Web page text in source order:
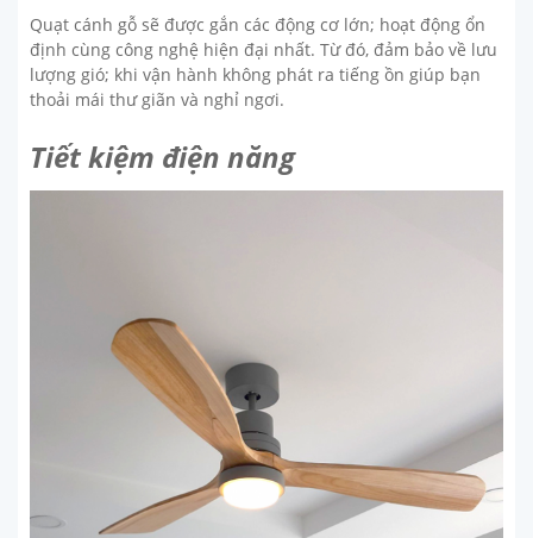
Quạt cánh gỗ sẽ được gắn các động cơ lớn; hoạt động ổn
định cùng công nghệ hiện đại nhất. Từ đó, đảm bảo về lưu
lượng gió; khi vận hành không phát ra tiếng ồn giúp bạn
thoải mái thư giãn và nghỉ ngơi.
Tiết kiệm điện năng